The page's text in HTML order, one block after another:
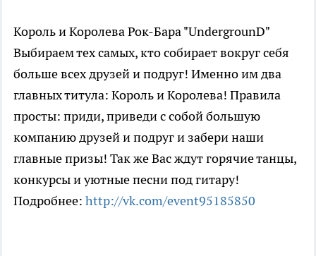
Король и Королева Рок-Бара "UndergrounD"
Выбираем тех самых, кто собирает вокруг себя
больше всех друзей и подруг! Именно им два
главных титула: Король и Королева! Правила
просты: приди, приведи с собой большую
компанию друзей и подруг и забери наши
главные призы! Так же Вас ждут горячие танцы,
конкурсы и уютные песни под гитару!
Подробнее: http://vk.com/event95185850